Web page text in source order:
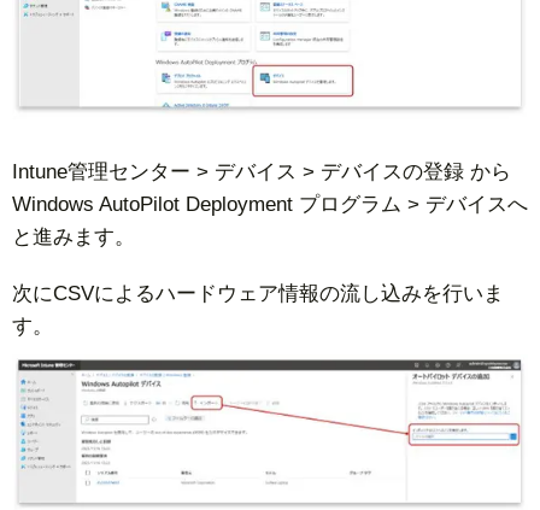
Intune管理センター > デバイス > デバイスの登録 から
Windows AutoPilot Deployment プログラム > デバイスへ
と進みます。
次にCSVによるハードウェア情報の流し込みを行いま
す。